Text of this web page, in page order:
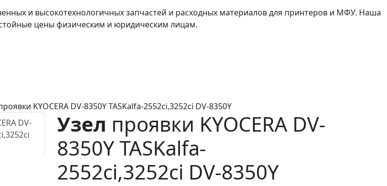
и высокотехнологичных запчастей и расходных материалов для принтеров и МФУ. Наша
цены физическим и юридическим лицам.
KYOCERA DV-8350Y TASKalfa-2552ci,3252ci DV-8350Y
Узел проявки KYOCERA DV-
8350Y TASKalfa-
2552ci,3252ci DV-8350Y